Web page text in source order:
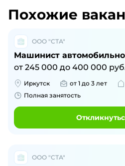
Похожие
ООО "СТА"
Машинист
от 245 000 до 400 000
Иркутск от 1 до 3 лет
Полная занятость
ООО "СТА"